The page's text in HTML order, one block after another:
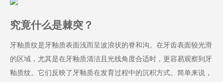
究竟什么是棘突？
牙釉质纹是牙釉质表面浅而呈波浪状的脊和沟。在牙齿表面较光滑
的区域，尤其是在牙釉质清洁且光线角度合适时，更容易观察到牙
釉质纹。它们反映了牙釉质在发育过程中的沉积方式。简单来说，